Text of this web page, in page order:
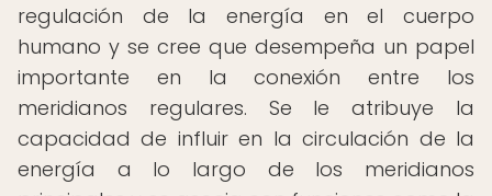
regulación de la energía en el cuerpo
humano y se cree que desempeña un papel
importante en la conexión entre los
meridianos regulares. Se le atribuye la
capacidad de influir en la circulación de la
energía a lo largo de los meridianos